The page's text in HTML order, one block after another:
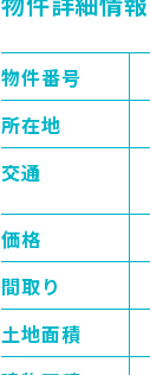
物件番号
所在地
交通
価格
間取り
土地面積